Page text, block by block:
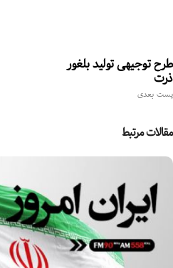
طرح توجیهی تولید بلغور
ذرت
پست بعدی
مقالات مرتبط